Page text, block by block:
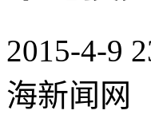
2015-4-9
海新闻网